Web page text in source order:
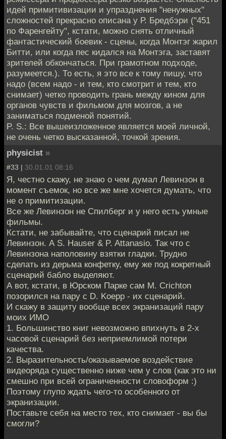
идей примитивизации и упразднения "ненужных"
сложностей прекрасно описана у Р. Бредбэри ("451
по Фаренгейту", кстати, можно снять отличный
фантастический боевик - сцены, когда Монтэг жарил
Битти, или когда пес кидался на Монтэга, заставят
зрителей обкончаться. При грамотном подходе,
разумеется.). То есть, я это все к тому пишу, что
надо (всем надо - и тем, кто смотрит и тем, кто
снимает) четко проводить грань между кином для
органов чувств и фильмом для мозгов, а не
заниматься подменой понятий.
P. S.: Все вышеизложенное является моей личной,
не очень четко высказанной, точкой зрения.
physicist »
#33 | 30.01.01 08:16
Я, честно скажу, не знаю о чем думал Левинзон в
момент съемок, но все же мне хочется думать, что
не о примитизации.
Все же Левинзон не Спилберг и у него есть умные
фильмы.
Кстати, не забывайте, что сценарий писал не
Левинзон. А S. Hauser & P. Attanasio. Так что с
Левинзона наполовину взятки гладки. Трудно
сделать из дерьма конфетку, ему же под кокретный
сценарий бабло выделяют.
А вот, кстати, в Юрском Парке сам M. Crichton
позорился на пару с D. Koepp - их сценарий.
И скажу в защиту вообще всех экранизаций пару
моих ИМО
1. Большинство книг невозможно впихнуть в 2-х
часовой сценарий без неприемлимой потери
качества.
2. Выразительность/оказываемое воздействие
видеоряда существенно ниже чем у слов (как это ни
смешно при всей ограниченности словоформ :)
Поэтому глупо ждать чего-то особенного от
экранизации.
Поставьте себя на место тех, кто снимает - вы бы
смогли?